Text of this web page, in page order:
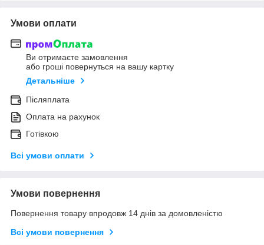
Умови оплати
Ви отримаєте замовлення
або гроші повернуться на вашу картку
Детальніше
Післяплата
Оплата на рахунок
Готівкою
Всі умови оплати
Умови повернення
Повернення товару впродовж 14 днів за домовленістю
Всі умови повернення